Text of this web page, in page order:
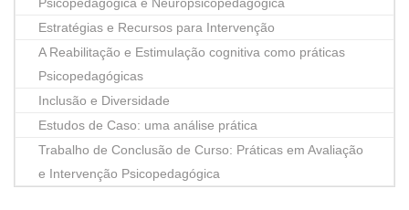
Estratégias e Recursos para Intervenção
A Reabilitação e Estimulação cognitiva como práticas
Psicopedagógicas
Inclusão e Diversidade
Estudos de Caso: uma análise prática
Trabalho de Conclusão de Curso: Práticas em Avaliação
e Intervenção Psicopedagógica